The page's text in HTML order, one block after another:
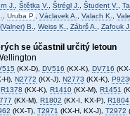
J. Štětka V. Štrégl J. Študent V.
Uruba P. Václavek A. Valach K.
B. Weiss K. Zábrš A. Zafouk
se účastnil určitý letoun
(KX-D), DV516 (KX-K), DV716
H), N2772 (KX-J), N2773 (KX-K),
R1378 (KX-K), R1410 (KX-M), R1451
(KX-M), R1802 (KX-I, KX-P), R1804
(KX-T), T2971 (KX-H, KX-J), T2972